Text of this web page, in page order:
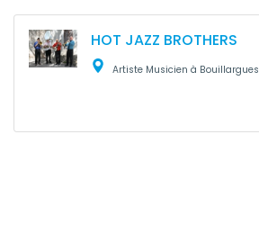
HOT JAZZ BROTHERS
Artiste Musicien à Bouillargues